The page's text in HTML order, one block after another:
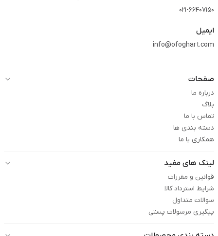
021-66407150
ایمیل
info@ofoghart.com
صفحات
درباره ما
بلاگ
تماس با ما
دسته بندی ها
همکاری با ما
لینک های مفید
قوانین و مقررات
شرایط استرداد کالا
سوالات متداول
پیگیری مرسولات پستی